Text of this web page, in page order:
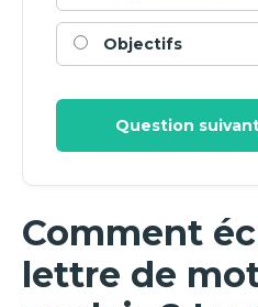
Objectifs
Question
Comment
lettre de